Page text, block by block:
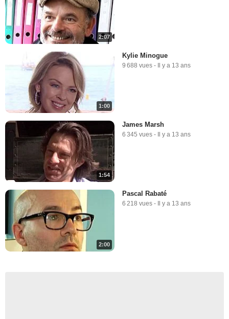
2:07
1:00
Kylie Minogue
9 688 vues - Il y a 13 ans
1:54
James Marsh
6 345 vues - Il y a 13 ans
2:00
Pascal Rabaté
6 218 vues - Il y a 13 ans